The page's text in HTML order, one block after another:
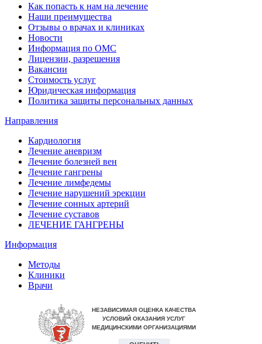
Как попасть к нам на лечение
Наши преимущества
Отзывы о врачах и клиниках
Новости
Информация по ОМС
Лицензии, разрешения
Вакансии
Стоимость услуг
Юридическая информация
Политика защиты персональных данных
Направления
Кардиология
Лечение аневризм
Лечение болезней вен
Лечение гангрены
Лечение лимфедемы
Лечение нарушений эрекции
Лечение сонных артерий
Лечение суставов
ЛЕЧЕНИЕ ГАНГРЕНЫ
Информация
Методы
Клиники
Врачи